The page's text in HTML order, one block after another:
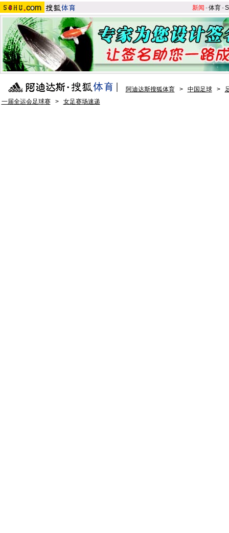
新闻 -体育-S
阿迪达斯搜狐体育 > 中国足球 >
一届全运会足球赛
> 女足赛场速递